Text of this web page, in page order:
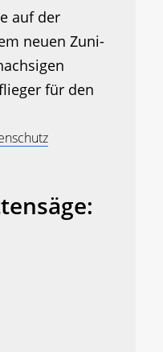
auf der
neuen Zuni-
für den